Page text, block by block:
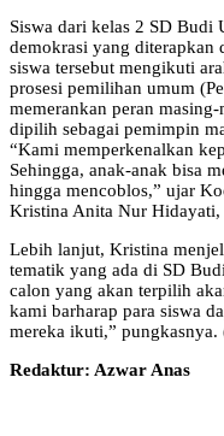
Siswa dari kelas 2 SD Budi
demokrasi yang diterapkan
siswa tersebut mengikuti
prosesi pemilihan umum
memerankan peran
dipilih sebagai pemimpin
“Kami memperkenalkan
Sehingga, anak-anak bisa
hingga mencoblos,” ujar
Kristina Anita Nur Hidayati,
Lebih lanjut, Kristina
tematik yang ada di SD
calon yang akan terpilih
kami barharap para siswa
mereka ikuti,” pungkasnya.
Redaktur: Azwar Anas